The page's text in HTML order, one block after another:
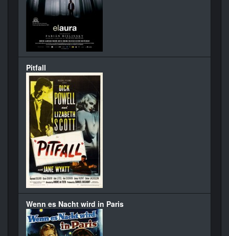
Pitfall
Wenn es Nacht wird in Paris